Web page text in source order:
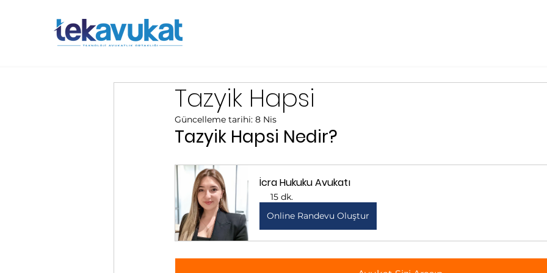
Tazyik Hapsi
Güncelleme tarihi: 8 Nis
Tazyik Hapsi Nedir?
İcra Hukuku Avukatı
15 dk.
Online Randevu Oluştur